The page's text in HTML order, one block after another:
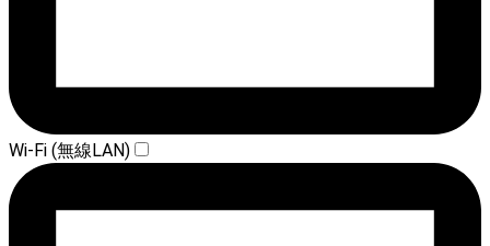
Wi-Fi (無線LAN)